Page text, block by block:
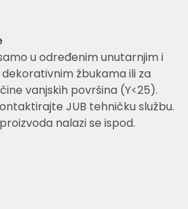
u određenim unutarnjim i
žbukama ili za
vanjskih površina (Y<25).
JUB tehničku službu.
nalazi se ispod.